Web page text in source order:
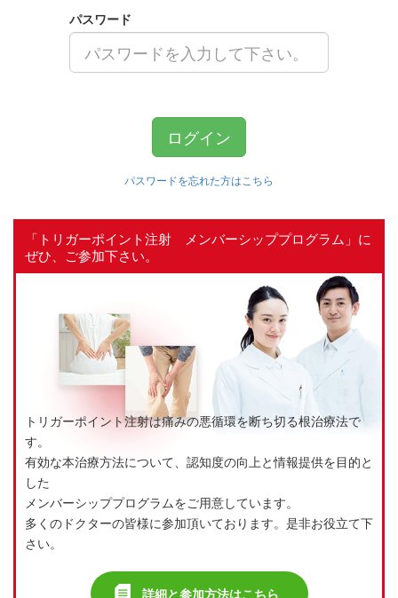
パスワード
ログイン
パスワードを忘れた方はこちら
「トリガーポイント注射 メンバーシッププログラム」に
ぜひ、ご参加下さい。
トリガーポイント注射は痛みの悪循環を断ち切る根治療法で
す。
有効な本治療方法について、認知度の向上と情報提供を目的と
した
メンバーシッププログラムをご用意しています。
多くのドクターの皆様に参加頂いております。是非お役立て下
さい。
詳細と参加方法はこちら